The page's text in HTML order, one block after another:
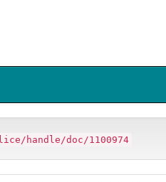
handle/doc/1100974